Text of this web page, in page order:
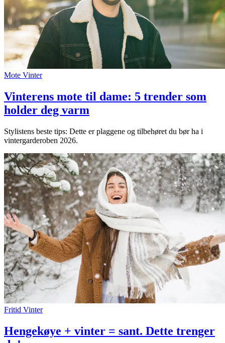
Mote Vinter
Vinterens mote til dame: 5 trender som
holder deg varm
Stylistens beste tips: Dette er plaggene og tilbehøret du bør ha i
vintergarderoben 2026.
Fritid Vinter
Hengekøye + vinter = sant. Dette trenger